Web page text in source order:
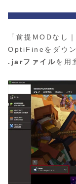
「前提MODなし
OptiFineをダウン
.jarファイルを用